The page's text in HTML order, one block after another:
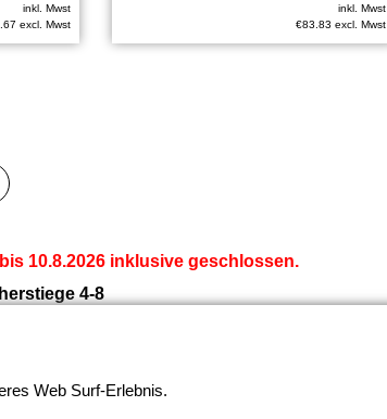
inkl. Mwst
excl. Mwst
inkl. Mwst
€83.83 excl. Mwst
10.8.2026 inklusive geschlossen.
4-8
Web Surf-Erlebnis.